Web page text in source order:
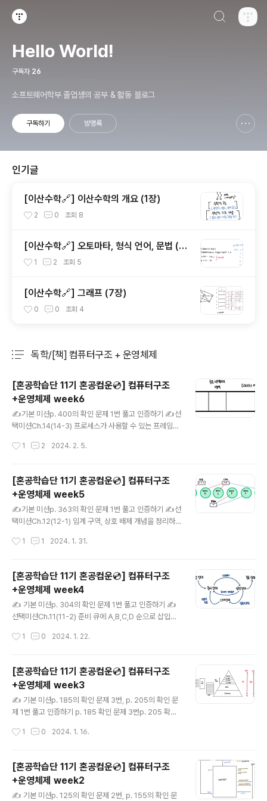
Hello World!
구독자 26
소프트웨어학부 졸업생의 공부 & 활동 블로그
구독하기 방명록
인기글
[이산수학🔗] 이산수학의 개요 (1장)
2 0 조회 8
[이산수학🔗] 오토마타, 형식 언어, 문법 (13
장)1 2 조회 5
[이산수학🔗] 그래프 (7장)
0 0 조회 4
독학/[책] 컴퓨터구조 + 운영체제
[혼공학습단 11기 혼공컴운💿] 컴퓨터구조
+운영체제 week6
✍️기본 미션p. 400의 확인 문제 1번 풀고 인증하기 ✍️선
택미션Ch.14(14-3) 프로세스가 사용할 수 있는 프레임이
페이지 교체 알고리즘으로 이 페이지를 참조한다면 몇 번
5 3 2 -> 4 3 2 로 변화하는 과정에서 3번의 페이지 폴트
가 발생한다.🗒️내용 정리Chap14. 가상 메모리14.1 *연속
메모리 할당* 프로세스에 연속적인 메모리 공간을 할당하
는 방식 1) 스와핑 (swaping)- 현재 실행되지 않는 프로
세스들을 임시로 보조기억장치 일부 영역으로 쫓아내고,
를 적재해 실행하는 방식 - 스왑 영역..
1 2 2024. 2. 5.
[혼공학습단 11기 혼공컴운💿] 컴퓨터구조
+운영체제 week5
✍️기본 미션p. 363의 확인 문제 1번 풀고 인증하기 ✍️선
택미션Ch.12(12-1) 임계 구역, 상호 배제 개념을 정리하
프로세스 동기화12.1 동기화란?1) 동기화 (synchronizat
맞추는 것 - 협력하여 실행되는 프로세스들의 실행 순서와
자원의 일관성을 보장하기 위해 필수적이다. 실행 순서 제
어 : 프로세스를 올바른 순서대로 실행하기 상호 배제(mut
ual exlcusion) : 동시에 접근해서는 안 되는 자원에 하나
의 프로세스만 접근하게 하기 공유가 불가능한 자원의 동
자 문제 2) 생산자와 소비자 문제- 물건을 계속해..
1 1 2024. 1. 31.
[혼공학습단 11기 혼공컴운💿] 컴퓨터구조
+운영체제 week4
✍️ 기본 미션p. 304의 확인 문제 1번 풀고 인증하기 ✍️
선택미션Ch.11(11-2) 준비 큐에 A,B,C,D 순으로 삽입되
용하면 어떤 프로세스 순서대로 CPU를 할당받는지 풀어
삽입된 순으로 CPU를 할당받는다. 따라서 답은 A → B →
C →D 이다.🗒️내용 정리Chap09. 운영체제 시작하기1)
운영체제를 알아야 하는 이유(1) 운영체제(Operating Sy
stem) - 프로그램에 필요한 자원을 할당하고, 프로그램이
올바르게 실행되도록 돕는 프로그램 - 자원 : 프로그램 실
널 영역(kernal space)이라는 공간에 따로 ..
1 0 2024. 1. 22.
[혼공학습단 11기 혼공컴운💿] 컴퓨터구조
+운영체제 week3
✍️ 기본 미션p. 185의 확인 문제 3번, p. 205의 확인 문
제 1번 풀고 인증하기 p. 185 확인 문제 3번p. 205 확인
류를 간단히 정리해 보기아래 내용 정리에서 확인하실 수
1 RAM의 종류와 특징1) RAM의 특징- 휘발성 저장 장치
(volatile memory)전원을 끄면 저장된 명령어와 데이터
가 모두 날아간다.ex) RAM- 비휘발성 저장 장치 (non- v
olatile memory)전원이 꺼져도 저장된 내용이 유지된다.
1 0 2024. 1. 16.
[혼공학습단 11기 혼공컴운💿] 컴퓨터구조
+운영체제 week2
✍️ 기본 미션p. 125의 확인 문제 2번, p. 155의 확인 문